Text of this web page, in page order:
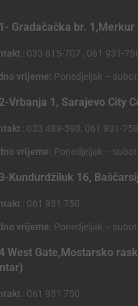
Gradačačka br. 1,Merkur
: 033 615-707 , 061 931-
vrijeme: Ponedjeljak –
Vrbanja 1, Sarajevo City
: 033 489-598, 061 931-750
vrijeme: Ponedjeljak –
Kundurdžiluk 16,
: 061 931 750
vrijeme: Ponedjeljak –
West Gate,Mostarsko
: 061 931 750